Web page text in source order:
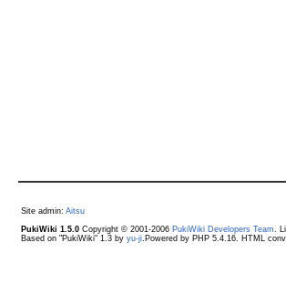
Site admin: Aitsu
PukiWiki 1.5.0Copyright © 2001-2006 PukiWiki Developers Team .
Based on "PukiWiki" 1.3 by yu-ji.Powered by PHP 5.4.16. HTML